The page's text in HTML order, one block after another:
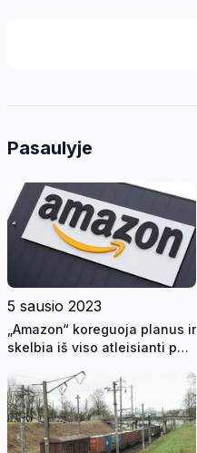
Pasaulyje
5 sausio 2023
„Amazon“ koreguoja planus ir
skelbia iš viso atleisianti per